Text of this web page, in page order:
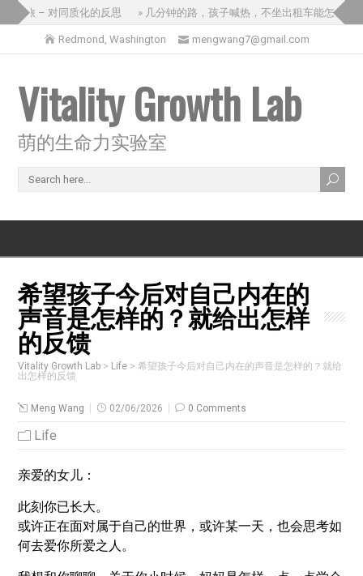
之旅 – 对同质化的反思 » 几分钟的路，孩子喊热，不坐出租车能怎么办？
Redmond, Washington mengwang7@gmail.com
Vitality Growth Lab
萌的生命力实验室
希望孩子今后对自己内在的
声音是怎样的？就给出怎样
的反馈
Vitality Growth Lab > Life >希望孩子今后对自己内在的声音是怎样的？就给
出怎样的反馈
Meng Wang 02/06/2026 0 Comments
Life
亲爱的女儿：
此刻你已长大。
或许正在面对属于自己的世界，或许某一天，也会思考如
何去爱你所爱之人。